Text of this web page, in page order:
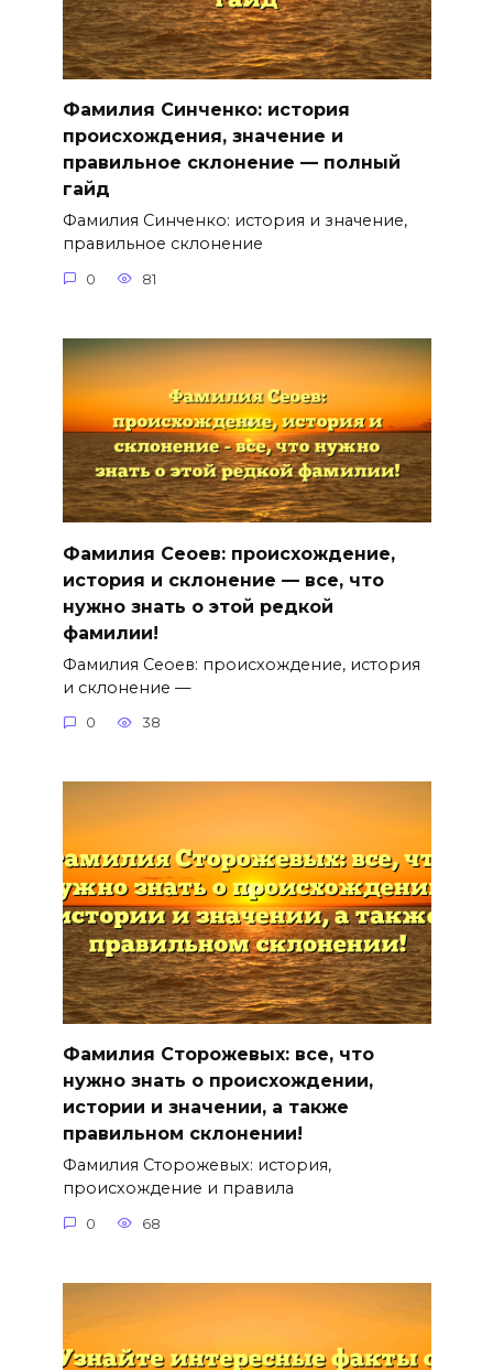
Фамилия Синченко: история
происхождения, значение и
правильное склонение — полный
гайд
Фамилия Синченко: история и значение,
правильное склонение
0 81
Фамилия Сеоев: происхождение,
история и склонение — все, что
нужно знать о этой редкой
фамилии!
Фамилия Сеоев: происхождение, история
и склонение —
0 38
Фамилия Сторожевых: все, что
нужно знать о происхождении,
истории и значении, а также
правильном склонении!
Фамилия Сторожевых: история,
происхождение и правила
0 68